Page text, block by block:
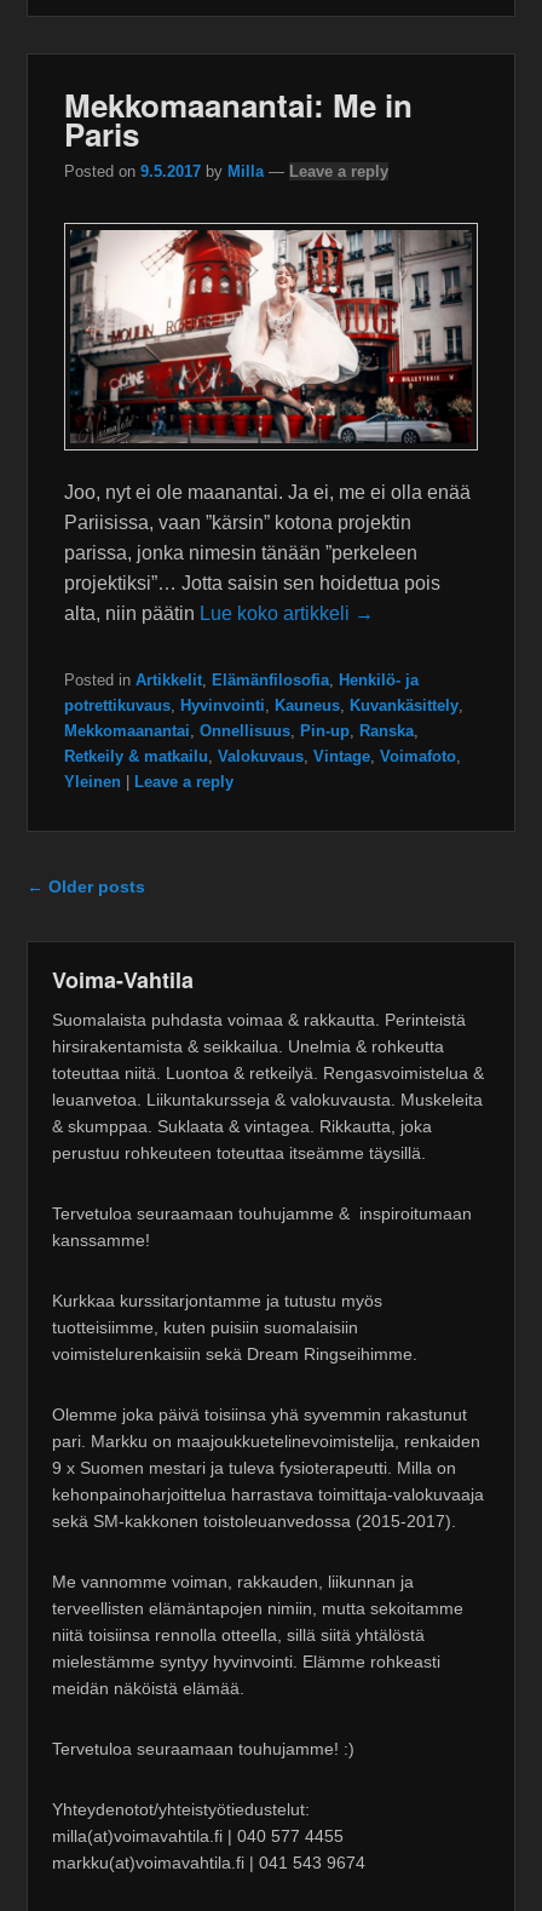
Mekkomaanantai: Me in
Paris
Posted on9.5.2017 by Milla — Leave a reply
Joo, nyt ei ole maanantai. Ja ei, me ei olla enää
Pariisissa, vaan ”kärsin” kotona projektin
parissa, jonka nimesin tänään ”perkeleen
projektiksi”… Jotta saisin sen hoidettua pois
alta, niin päätin Lue koko artikkeli →
Posted in Artikkelit Elämänfilosofia
Henkilö- ja
potrettikuvaus
Hyvinvointi Kauneus Kuvankäsittely
Mekkomaanantai ,Onnellisuus Pin-up Ranska
Retkeily & matkailu ,Valokuvaus ,Vintage ,Voimafoto
Yleinen
Leave a reply
Post navigation
← Older posts
Voima-Vahtila
Suomalaista puhdasta voimaa & rakkautta. Perinteistä
hirsirakentamista & seikkailua. Unelmia & rohkeutta
toteuttaa niitä. Luontoa & retkeilyä. Rengasvoimistelua &
leuanvetoa. Liikuntakursseja & valokuvausta. Muskeleita
& skumppaa. Suklaata & vintagea. Rikkautta, joka
perustuu rohkeuteen toteuttaa itseämme täysillä.
Tervetuloa seuraamaan touhujamme & inspiroitumaan
kanssamme!
Kurkkaa kurssitarjontamme ja tutustu myös
tuotteisiimme, kuten puisiin suomalaisiin
voimistelurenkaisiin sekä Dream Ringseihimme.
Olemme joka päivä toisiinsa yhä syvemmin rakastunut
pari. Markku on maajoukkuetelinevoimistelija, renkaiden
9 x Suomen mestari ja tuleva fysioterapeutti. Milla on
kehonpainoharjoittelua harrastava toimittaja-valokuvaaja
sekä SM-kakkonen toistoleuanvedossa (2015-2017).
Me vannomme voiman, rakkauden, liikunnan ja
terveellisten elämäntapojen nimiin, mutta sekoitamme
niitä toisiinsa rennolla otteella, sillä siitä yhtälöstä
mielestämme syntyy hyvinvointi. Elämme rohkeasti
meidän näköistä elämää.
Tervetuloa seuraamaan touhujamme! :)
Yhteydenotot/yhteistyötiedustelut:
milla(at)voimavahtila.fi | 040 577 4455
markku(at)voimavahtila.fi | 041 543 9674